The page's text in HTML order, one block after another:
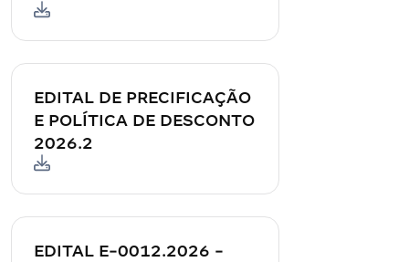
EDITAL DE PRECIFICAÇÃO
E POLÍTICA DE DESCONTO
2026.2
EDITAL E-0012.2026 -